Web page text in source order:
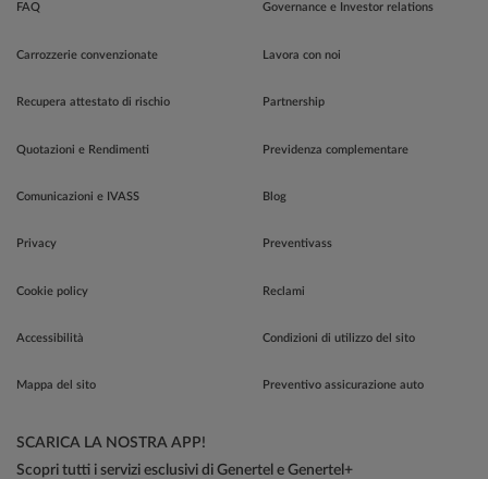
FAQ
Carrozzerie convenzionate
Recupera attestato di rischio
Quotazioni e Rendimenti
Comunicazioni e IVASS
Privacy
Cookie policy
Accessibilità
Mappa del sito
Governance e Investor relations
Lavora con noi
Partnership
Previdenza complementare
Blog
Preventivass
Reclami
Condizioni di utilizzo del sito
Preventivo assicurazione auto
SCARICA LA NOSTRA APP!
Scopri tutti i servizi esclusivi di Genertel e Genertel+